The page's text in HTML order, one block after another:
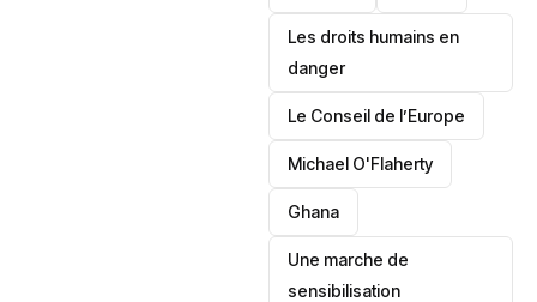
Les droits humains en
danger
‎Le Conseil de l’Europe
Michael O'Flaherty
‎Ghana
Une marche de
sensibilisation